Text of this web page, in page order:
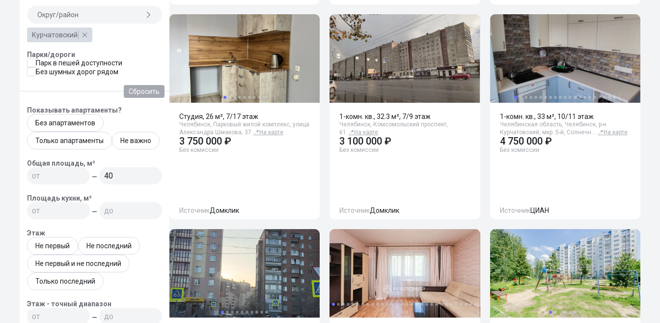
Округ/район
Курчатовский
Парки/дороги
Парк в пешей доступности
Без шумных дорог рядом
Сбросить
Показывать апартаменты?
Без апартаментов
Только апартаменты Не важно
Общая площадь, м²
—
Площадь кухни, м²
—
Этаж
Не первый
Не последний
Не первый и не последний
Только последний
Этаж - точный диапазон
—
Студия, 26 м², 7/17 этаж
Челябинск, Парковый жилой комплекс, улица
Александра Шмакова, 37 📍 На карте
3 750 000 ₽
Без комиссии
ИсточникДомклик
1-комн. кв., 32.3 м², 7/9 этаж
Челябинск, Комсомольский проспект,
61
📍 На карте
3 100 000 ₽
Без комиссии
ИсточникДомклик
1-комн. кв., 33 м², 10/11 этаж
Челябинская область, Челябинск, р-н
Курчатовский, мкр. 5-й, Солнечн… 📍 На карте
4 750 000 ₽
Без комиссии
ИсточникЦИАН